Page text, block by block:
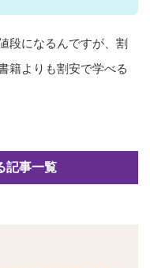
段になるんですが、割
籍よりも割安で学べる
記事一覧